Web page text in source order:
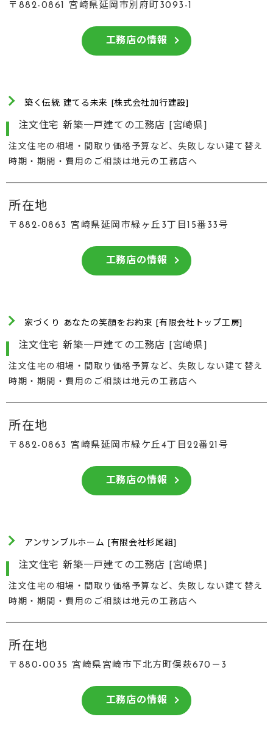
〒882-0861 宮崎県延岡市別府町3093-1
工務店の情報
築く伝統 建てる未来 [株式会社加行建設]
注文住宅 新築一戸建ての工務店 [宮崎県]
注文住宅の相場・間取り価格予算など、失敗しない建て替え
時期・期間・費用のご相談は地元の工務店へ
所在地
〒882-0863 宮崎県延岡市緑ヶ丘3丁目15番33号
工務店の情報
家づくり あなたの笑顔をお約束 [有限会社トップ工房]
注文住宅 新築一戸建ての工務店 [宮崎県]
注文住宅の相場・間取り価格予算など、失敗しない建て替え
時期・期間・費用のご相談は地元の工務店へ
所在地
〒882-0863 宮崎県延岡市緑ケ丘4丁目22番21号
工務店の情報
アンサンブルホーム [有限会社杉尾組]
注文住宅 新築一戸建ての工務店 [宮崎県]
注文住宅の相場・間取り価格予算など、失敗しない建て替え
時期・期間・費用のご相談は地元の工務店へ
所在地
〒880-0035 宮崎県宮崎市下北方町俣萩670－3
工務店の情報